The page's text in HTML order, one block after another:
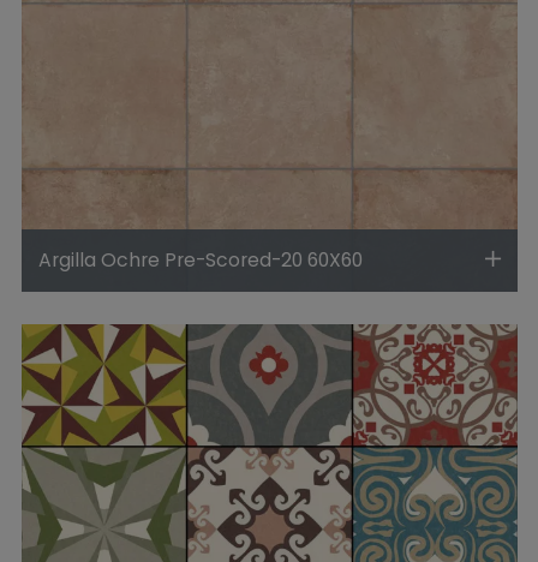
Argilla Ochre Pre-Scored-20 60X60